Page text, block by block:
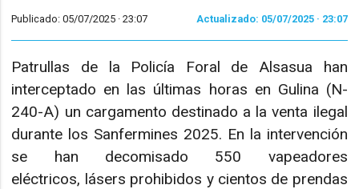
Publicado: 05/07/2025 ·23:07 Actualizado: 05/07/2025 · 23:07
Patrullas de la Policía Foral de Alsasua han
interceptado en las últimas horas en Gulina (N-
240-A) un cargamento destinado a la venta ilegal
durante los Sanfermines 2025. En la intervención
se han decomisado 550 vapeadores
eléctricos, lásers prohibidos y cientos de prendas